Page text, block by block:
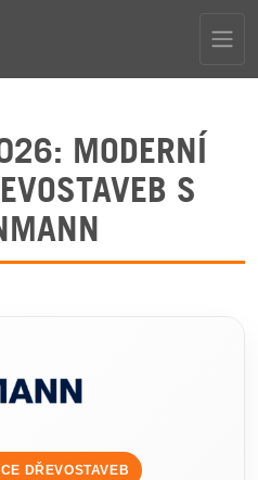
MODERNÍ
S
DŘEVOSTAVEB